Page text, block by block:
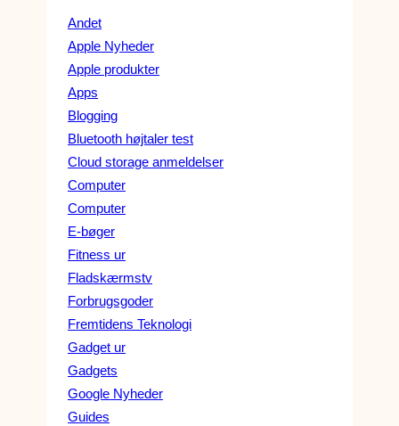
Andet
Apple Nyheder
Apple produkter
Apps
Blogging
Bluetooth højtaler test
Cloud storage anmeldelser
Computer
Computer
E-bøger
Fitness ur
Fladskærmstv
Forbrugsgoder
Fremtidens Teknologi
Gadget ur
Gadgets
Google Nyheder
Guides